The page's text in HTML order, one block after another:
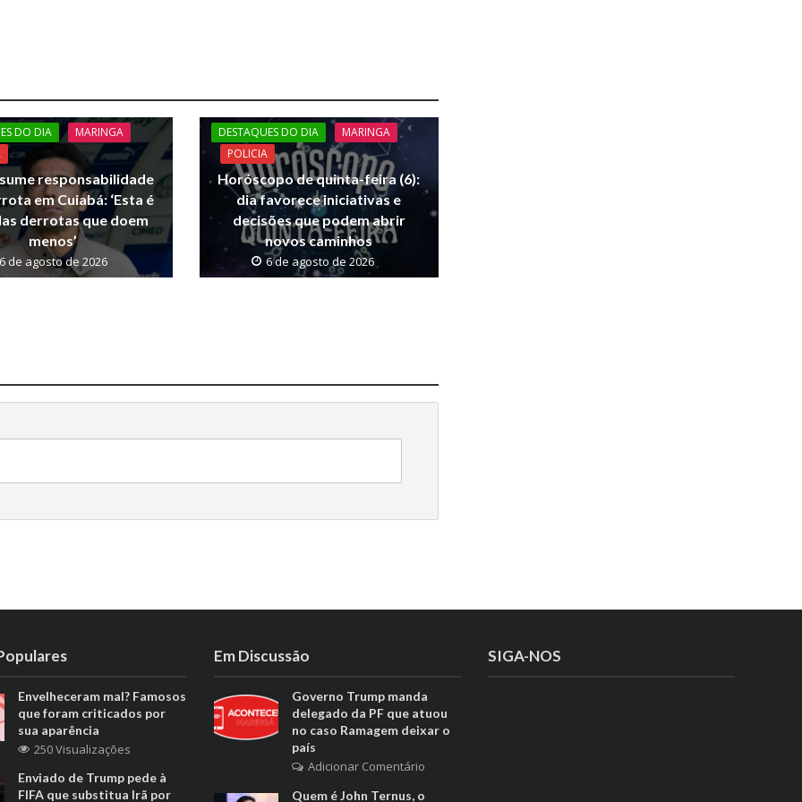
DO DIA
MARINGA
responsabilidade
em Cuiabá: ‘Esta é
derrotas que doem
menos’
6 de agosto de 2026
DESTAQUES DO DIA
MARINGA
POLICIA
Horóscopo de quinta-feira (6):
dia favorece iniciativas e
decisões que podem abrir
novos caminhos
6 de agosto de 2026
Envelheceram mal? Famosos
que foram criticados por
sua aparência
250 Visualizações
Enviado de Trump pede à
FIFA que substitua Irã por
Em Discussão
Governo Trump manda
delegado da PF que atuou
no caso Ramagem deixar o
país
Adicionar Comentário
Quem é John Ternus, o
SIGA-NOS